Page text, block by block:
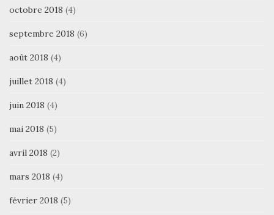
octobre 2018 (4)
septembre 2018 (6)
août 2018 (4)
juillet 2018 (4)
juin 2018 (4)
mai 2018 (5)
avril 2018 (2)
mars 2018 (4)
février 2018 (5)